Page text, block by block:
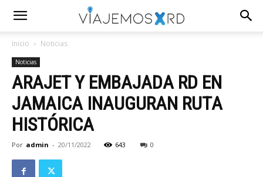
Inicio Noticias
Noticias
ARAJET Y EMBAJADA RD EN
JAMAICA INAUGURAN RUTA
HISTÓRICA
Por admin - 20/11/2022 643 0